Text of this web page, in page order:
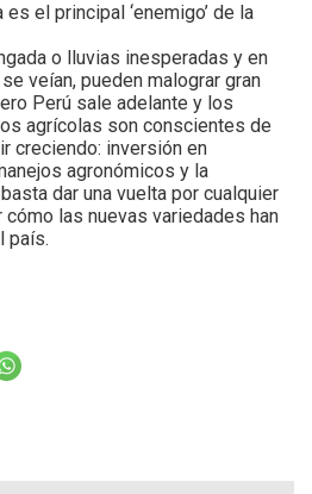
el principal ‘enemigo’ de la
o lluvias inesperadas y en
veían, pueden malograr gran
Perú sale adelante y los
agrícolas son conscientes de
creciendo: inversión en
agronómicos y la
dar una vuelta por cualquier
cómo las nuevas variedades han
país.